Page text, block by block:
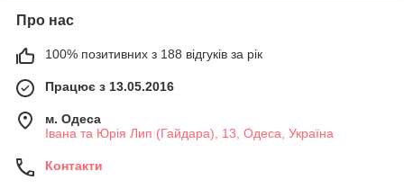
Про нас
100% позитивних з 188 відгуків за рік
Працює з 13.05.2016
м. Одеса
Івана та Юрія Лип (Гайдара), 13, Одеса, Україна
Контакти